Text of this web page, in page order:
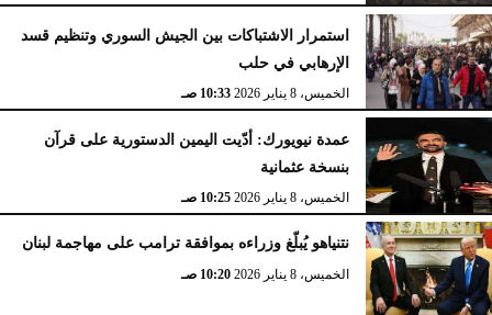
استمرار الاشتباكات بين الجيش السوري وتنظيم قسد
الإرهابي في حلب
الخميس، 8 يناير 2026 10:33 صـ
عمدة نيويورك: أدّيت اليمين الدستورية على قرآن
بنسخة عثمانية
الخميس، 8 يناير 2026 10:25 صـ
نتنياهو يُبلّغ وزراءه بموافقة ترامب على مهاجمة لبنان
الخميس، 8 يناير 2026 10:20 صـ